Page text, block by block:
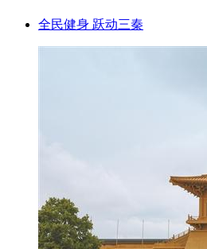
全民健身 跃动三秦